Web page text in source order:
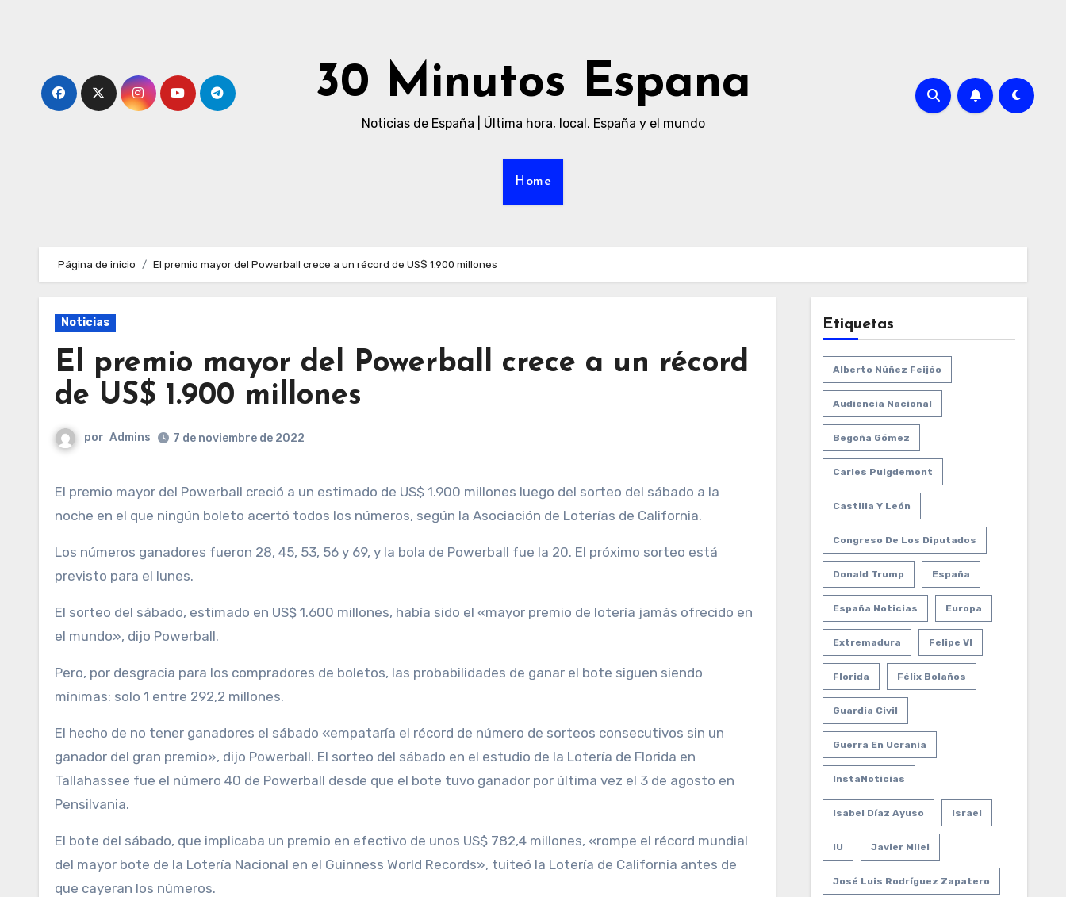
30 Minutos Espana
Noticias de España | Última hora, local, España y el mundo
Home
Página de inicio El premio mayor del Powerball crece a un récord de US$ 1.900 millones
Noticias
El premio mayor del Powerball crece a un récord
de US$ 1.900 millones
por Admins 7 de noviembre de 2022
El premio mayor del Powerball creció a un estimado de US$ 1.900 millones luego del sorteo del sábado a la
noche en el que ningún boleto acertó todos los números, según la Asociación de Loterías de California.
Los números ganadores fueron 28, 45, 53, 56 y 69, y la bola de Powerball fue la 20. El próximo sorteo está
previsto para el lunes.
El sorteo del sábado, estimado en US$ 1.600 millones, había sido el «mayor premio de lotería jamás ofrecido en
el mundo», dijo Powerball.
Pero, por desgracia para los compradores de boletos, las probabilidades de ganar el bote siguen siendo
mínimas: solo 1 entre 292,2 millones.
El hecho de no tener ganadores el sábado «empataría el récord de número de sorteos consecutivos sin un
ganador del gran premio», dijo Powerball. El sorteo del sábado en el estudio de la Lotería de Florida en
Tallahassee fue el número 40 de Powerball desde que el bote tuvo ganador por última vez el 3 de agosto en
Pensilvania.
El bote del sábado, que implicaba un premio en efectivo de unos US$ 782,4 millones, «rompe el récord mundial
del mayor bote de la Lotería Nacional en el Guinness World Records», tuiteó la Lotería de California antes de
que cayeran los números.
Etiquetas
Alberto Núñez Feijóo
Audiencia Nacional
Begoña Gómez
Carles Puigdemont
Castilla Y León
Congreso De Los Diputados
Donald Trump España
España Noticias Europa
Extremadura Felipe VI
Florida Félix Bolaños
Guardia Civil
Guerra En Ucrania
InstaNoticias
Isabel Díaz Ayuso Israel
IU Javier Milei
José Luis Rodríguez Zapatero